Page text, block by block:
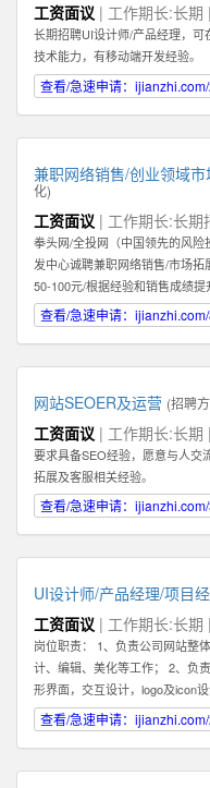
工资面议 | 工作期长:长期 |
长期招聘UI设计师/产品经理，
技术能力，有移动端开发经验。
查看/急速申请：
兼职网络销售/创业领域
化)
工资面议 | 工作期长:长期
拳头网/全投网（中国领先的风
发中心诚聘兼职网络销售/市场
50-100元/根据经验和销售成绩
午，或晚上工作。 办公地点：高
室（近山东大学） 1：你必须热
而不是只为了眼前的蝇头小利而
立长期关系的员工，因此我们希
司是一个非常大的平台--我们在
给你很好的施展空间，因此我们
备一种素质。那就是会坚持，坚
系是长期的，所以为了建立这种
不挠，坚持不懈的素质，这样才
大幅提高管理客户的效率和经营
有这种能力的人才还可以在将来
须热爱学习，尤其是要对一个特
关于该行业的专业知识，这样才
对于创业尤其是互联网创业领域
情，有梦想，并对网络销售充满
等网络工具，那么不论你的学历
查看/急速申请：
网站SEOER及运营 (招聘
工资面议 | 工作期长:长期 |
要求具备SEO经验，愿意与人交
拓展及客服相关经验。
查看/急速申请：
UI设计师/产品经理/项目
工资面议 | 工作期长:长期 |
岗位职责： 1、负责公司网站整
计、编辑、美化等工作； 2、负
形界面，交互设计，logo及icon
独立进行网站美工布局的设计；
和网站风格的把握，界面的视觉
材； 6、负责公司产品包括网页
查看/急速申请：